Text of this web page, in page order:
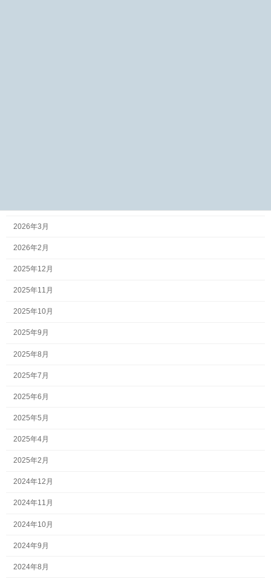
2026年3月
2026年2月
2025年12月
2025年11月
2025年10月
2025年9月
2025年8月
2025年7月
2025年6月
2025年5月
2025年4月
2025年2月
2024年12月
2024年11月
2024年10月
2024年9月
2024年8月